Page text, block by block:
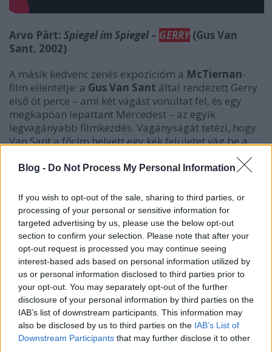
Blog - Do Not Process My Personal Information
If you wish to opt-out of the sale, sharing to third parties, or
processing of your personal or sensitive information for
targeted advertising by us, please use the below opt-out
section to confirm your selection. Please note that after your
opt-out request is processed you may continue seeing
interest-based ads based on personal information utilized by
us or personal information disclosed to third parties prior to
your opt-out. You may separately opt-out of the further
disclosure of your personal information by third parties on the
IAB’s list of downstream participants. This information may
also be disclosed by us to third parties on the IAB’s List of
Downstream Participants that may further disclose it to other
Arvo Pärt: Spiegel im Spiegel – GERRY (Gus Van
Sant, 2002)
A másik kedvenc zenés expozícióm a McTiernan-
film ellentétje: a Gus Van Sant által rendezett Gerry
első öt perce – ami két vágást vonultat fel, és egy
megkapóan lepattant Mercedest – az egyik
legvagányabb filmkezdés. Vagányságát tetézi, hogy
Van Sant a főcím helyett egy kék felületet vág be a
mindenféle betűkkel.Arvo Pärtzenéje a maga
filmhez, ami tulajdonképpen egy kissé félrement
tisztelgésTarr Bélaelőtt, de a maga abszurd
koncepciójával és a sztárként akkoriban berobbant
Matt Damonnal mintha meg is haladná a nagy
elődöt. Én mindenesetre amikor először láttam (VHS-
en!), teljesen odavoltam érte, és most is nagyon
szeretem.